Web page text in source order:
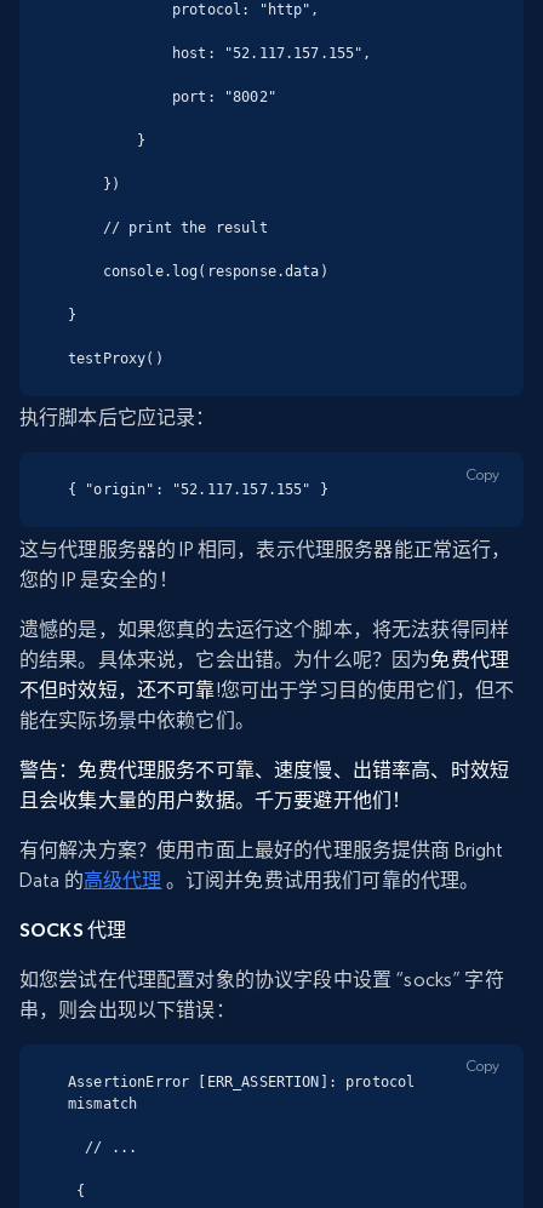
}
testProxy()
执行脚本后它应记录：
{ "origin": "52.117.157.155" }
Copy
这与代理服务器的 IP 相同，表示代理服务器能正常运行，
您的 IP 是安全的！
遗憾的是，如果您真的去运行这个脚本，将无法获得同样
的结果。具体来说，它会出错。为什么呢？因为免费代理
不但时效短，还不可靠!您可出于学习目的使用它们，但不
能在实际场景中依赖它们。
警告： 免费代理服务不可靠、速度慢、出错率高、时效短
且会收集大量的用户数据。千万要避开他们！
有何解决方案？使用市面上最好的代理服务提供商 Bright
Data 的高级代理 。订阅并免费试用我们可靠的代理。
SOCKS 代理
如您尝试在代理配置对象的协议字段中设置 “socks” 字符
串，则会出现以下错误：
AssertionError [ERR_ASSERTION]: protocol
mismatch
Copy